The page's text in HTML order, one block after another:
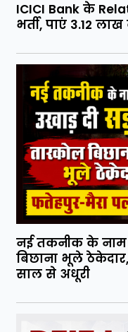
ICICI Bank के
भर्ती, पाएं 3.12
नई तकनीक के नाम
बिछाना भूले
साल से अधूरी